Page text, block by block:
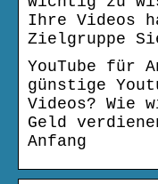
Ihre Videos
Zielgruppe
YouTube für
günstige
Videos? Wie
Geld
Anfang